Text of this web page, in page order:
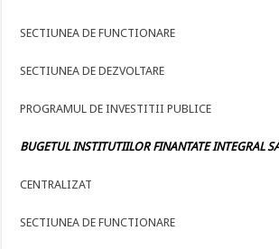
SECTIUNEA DE FUNCTIONARE
SECTIUNEA DE DEZVOLTARE
PROGRAMUL DE INVESTITII PUBLICE
BUGETUL INSTITUTIILOR FINANTATE INTEGRAL
CENTRALIZAT
SECTIUNEA DE FUNCTIONARE